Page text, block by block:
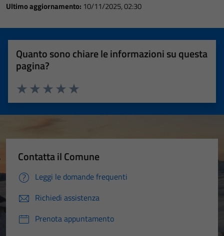
Ultimo aggiornamento: 10/11/2025, 02:30
Quanto sono chiare le informazioni su questa
pagina?
Valuta 5 stelle su 5
Valuta 4 stelle su 5
Valuta 3 stelle su 5
Valuta 2 stelle su 5
Valuta 1 stelle su 5
Contatta il Comune
Leggi le domande frequenti
Richiedi assistenza
Prenota appuntamento